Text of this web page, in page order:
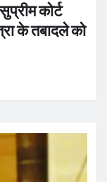
कोर्ट
के तबादले को